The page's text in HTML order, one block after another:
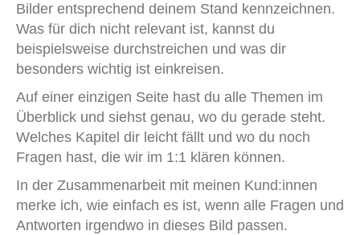
Bilder entsprechend deinem Stand kennzeichnen.
Was für dich nicht relevant ist, kannst du
beispielsweise durchstreichen und was dir
besonders wichtig ist einkreisen.
Auf einer einzigen Seite hast du alle Themen im
Überblick und siehst genau, wo du gerade steht.
Welches Kapitel dir leicht fällt und wo du noch
Fragen hast, die wir im 1:1 klären können.
In der Zusammenarbeit mit meinen Kund:innen
merke ich, wie einfach es ist, wenn alle Fragen und
Antworten irgendwo in dieses Bild passen.